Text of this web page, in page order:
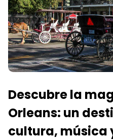
Descubre la
Orleans: un
cultura, música